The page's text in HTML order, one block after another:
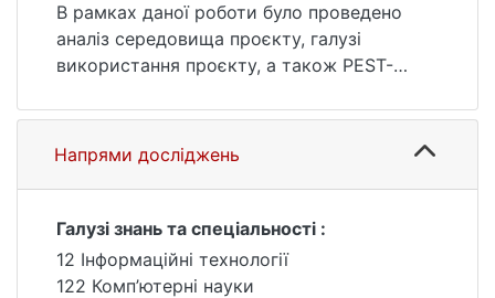
В рамках даної роботи було проведено
аналіз середовища проєкту, галузі
використання проєкту, а також PEST-
конкурентних сил Портера.
Розроблено календарний план робіт
проєкту та визначено його основні віхи,
витрати на ресурси. Визначено
організаційну структуру проєкту, склад
команди, розроблено матрицю
Напрями досліджень
Галузі знань та спеціальності :
12 Інформаційні технології
122 Комп’ютерні науки